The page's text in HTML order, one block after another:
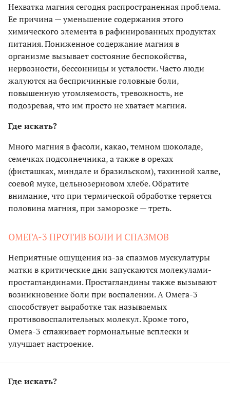
Нехватка магния сегодня распространенная проблема.
Ее причина — уменьшение содержания этого
химического элемента в рафинированных продуктах
питания. Пониженное содержание магния в
организме вызывает состояние беспокойства,
нервозности, бессонницы и усталости. Часто люди
жалуются на беспричинные головные боли,
повышенную утомляемость, тревожность, не
подозревая, что им просто не хватает магния.
Где искать?
Много магния в фасоли, какао, темном шоколаде,
семечках подсолнечника, а также в орехах
(фисташках, миндале и бразильском), тахинной халве,
соевой муке, цельнозерновом хлебе. Обратите
внимание, что при термической обработке теряется
половина магния, при заморозке — треть.
ОМЕГА-3 ПРОТИВ БОЛИ И СПАЗМОВ
Неприятные ощущения из-за спазмов мускулатуры
матки в критические дни запускаются молекулами-
простагландинами. Простагландины также вызывают
возникновение боли при воспалении. А Омега-3
способствует выработке так называемых
противовоспалительных молекул. Кроме того,
Омега-3 сглаживает гормональные всплески и
улучшает настроение.
Где искать?